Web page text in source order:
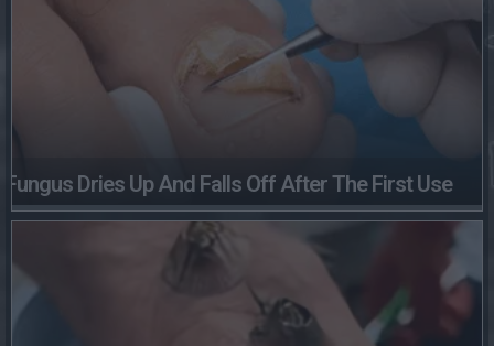
Fungus Dries Up And Falls Off After The First Use